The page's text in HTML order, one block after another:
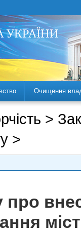
Очищення
>
>
про